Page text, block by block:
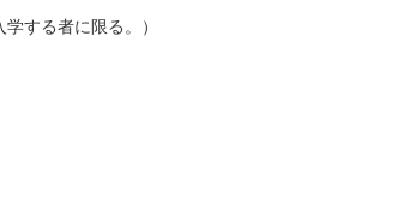
する者に限る。）